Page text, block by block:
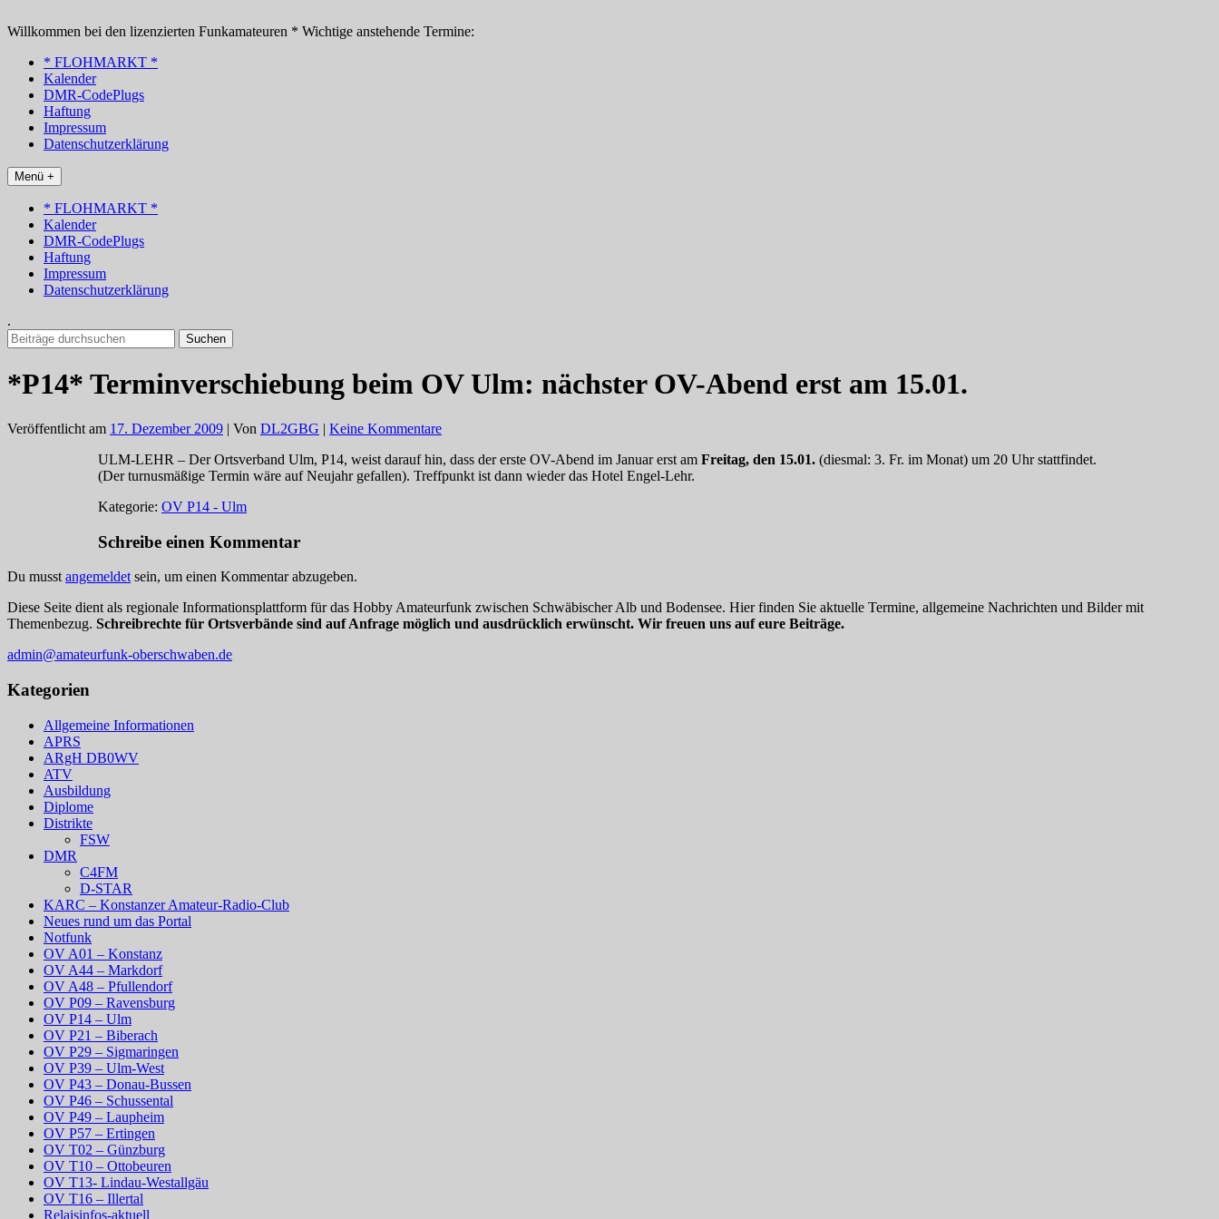
Inhalt
Willkommen bei den lizenzierten Funkamateuren * Wichtige anstehende Termine:
* FLOHMARKT *
Kalender
DMR-CodePlugs
Haftung
Impressum
Datenschutzerklärung
Menü +
* FLOHMARKT *
Kalender
DMR-CodePlugs
Haftung
Impressum
Datenschutzerklärung
.
Suchen
nach:
*P14* Terminverschiebung beim OV Ulm: nächster OV-Abend erst am 15.01.
Veröffentlicht am 17. Dezember 2009 | Von DL2GBG | Keine Kommentare
ULM-LEHR – Der Ortsverband Ulm, P14, weist darauf hin, dass der erste OV-Abend im Januar erst am Freitag, den 15.01. (diesmal: 3. Fr. im Monat) um 20 Uhr stattfindet.
(Der turnusmäßige Termin wäre auf Neujahr gefallen). Treffpunkt ist dann wieder das Hotel Engel-Lehr.
Kategorie: OV P14 - Ulm
Schreibe einen Kommentar
Du musst angemeldet sein, um einen Kommentar abzugeben.
Diese Seite dient als regionale Informationsplattform für das Hobby Amateurfunk zwischen Schwäbischer Alb und Bodensee. Hier finden Sie aktuelle Termine, allgemeine Nachrichten und Bilder mit
Themenbezug. Schreibrechte für Ortsverbände sind auf Anfrage möglich und ausdrücklich erwünscht. Wir freuen uns auf eure Beiträge.
admin@amateurfunk-oberschwaben.de
Kategorien
Allgemeine Informationen
APRS
ARgH DB0WV
ATV
Ausbildung
Diplome
Distrikte
FSW
DMR
C4FM
D-STAR
KARC – Konstanzer Amateur-Radio-Club
Neues rund um das Portal
Notfunk
OV A01 – Konstanz
OV A44 – Markdorf
OV A48 – Pfullendorf
OV P09 – Ravensburg
OV P14 – Ulm
OV P21 – Biberach
OV P29 – Sigmaringen
OV P39 – Ulm-West
OV P43 – Donau-Bussen
OV P46 – Schussental
OV P49 – Laupheim
OV P57 – Ertingen
OV T02 – Günzburg
OV T10 – Ottobeuren
OV T13- Lindau-Westallgäu
OV T16 – Illertal
Relaisinfos-aktuell